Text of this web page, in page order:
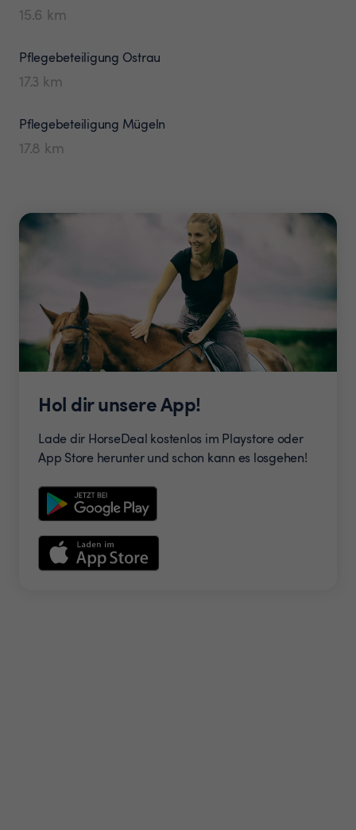
15.6 km
Pflegebeteiligung Ostrau
17.3 km
Pflegebeteiligung Mügeln
17.8 km
Hol dir unsere App!
Lade dir HorseDeal kostenlos im Playstore oder
App Store herunter und schon kann es losgehen!